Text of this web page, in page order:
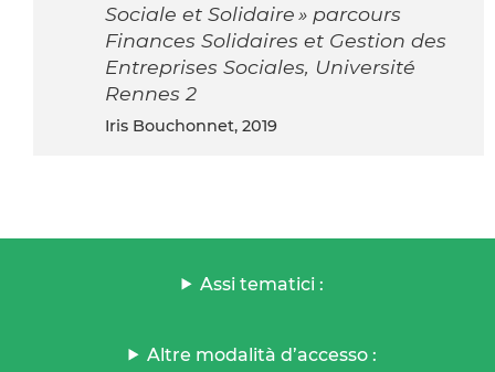
Sociale et Solidaire » parcours
Finances Solidaires et Gestion des
Entreprises Sociales, Université
Rennes 2
Iris Bouchonnet, 2019
Assi tematici :
Altre modalità d’accesso :